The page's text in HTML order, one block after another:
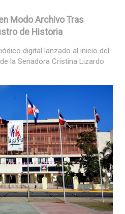
Modo Archivo Tras
de Historia
digital lanzado al inicio del
la Senadora Cristina Lizardo